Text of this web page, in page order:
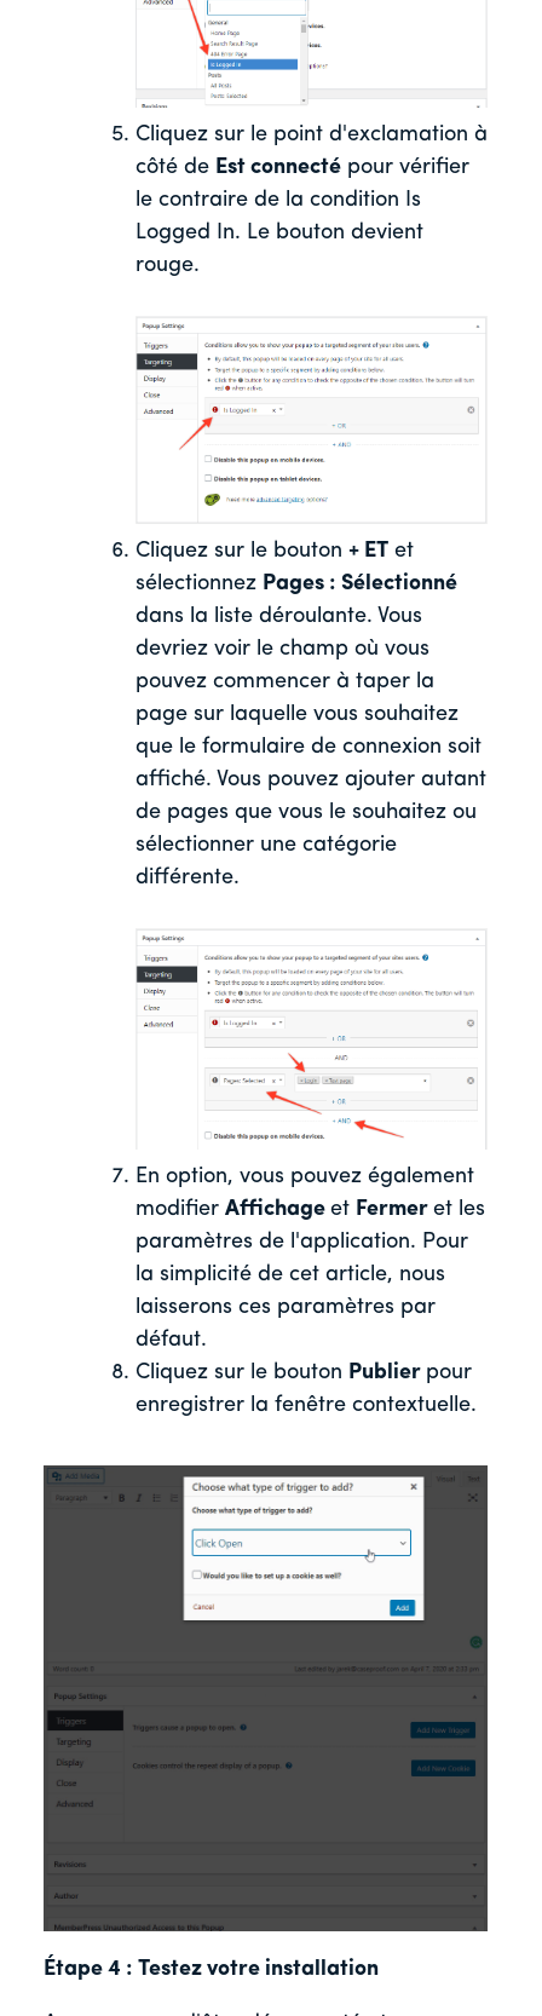
Cliquez sur le point d'exclamation à
côté de Est connecté pour vérifier
le contraire de la condition Is
Logged In. Le bouton devient
rouge.
Cliquez sur le bouton + ET et
sélectionnez Pages : Sélectionné
dans la liste déroulante. Vous
devriez voir le champ où vous
pouvez commencer à taper la
page sur laquelle vous souhaitez
que le formulaire de connexion soit
affiché. Vous pouvez ajouter autant
de pages que vous le souhaitez ou
sélectionner une catégorie
différente.
En option, vous pouvez également
modifier Affichage et Fermer et les
paramètres de l'application. Pour
la simplicité de cet article, nous
laisserons ces paramètres par
défaut.
Cliquez sur le bouton Publier pour
enregistrer la fenêtre contextuelle.
Étape 4 : Testez votre installation